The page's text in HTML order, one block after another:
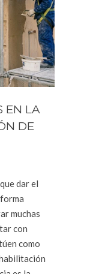
EN LA
DE
dar el
muchas
con
como